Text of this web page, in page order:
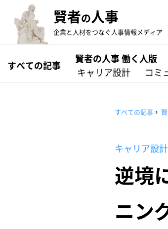
賢者の人事
企業と人材をつなぐ人事情報メディア
すべての記事
賢者の人事 働く人版
キャリア設計
コミ
すべての記事
キャリア設計
逆境
ニン